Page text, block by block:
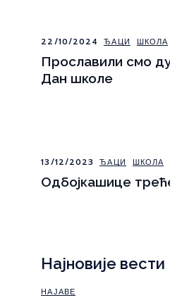
22/10/2024 ЂАЦИ ШКОЛА
Прославили смо
Дан школе
13/12/2023 ЂАЦИ ШКОЛА
Одбојкашице
Најновије вести
НАЈАВЕ